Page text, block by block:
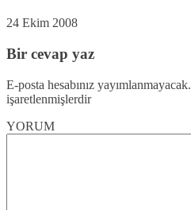
24 Ekim 2008
Bir cevap yaz
E-posta hesabınız yayımlanmayacak.
işaretlenmişlerdir
YORUM